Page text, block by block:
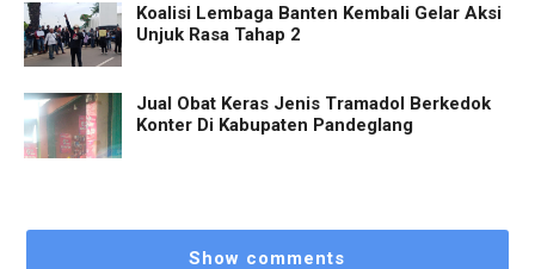
Koalisi Lembaga Banten Kembali Gelar Aksi
Unjuk Rasa Tahap 2
Jual Obat Keras Jenis Tramadol Berkedok
Konter Di Kabupaten Pandeglang
Show comments